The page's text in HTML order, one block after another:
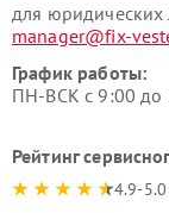
для юридических
manager@fix-
График работы:
ПН-ВСК с 9:00 до
Рейтинг
4.9-5.0